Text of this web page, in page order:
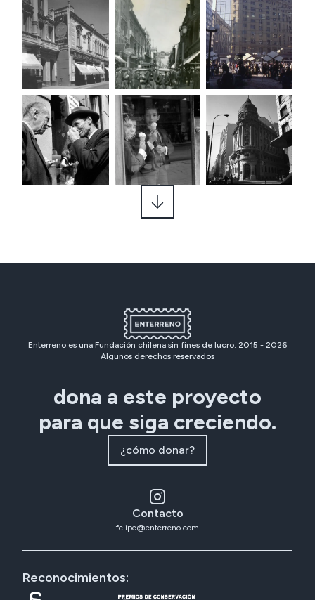
Enterreno es una Fundación chilena sin fines de lucro. 2015 - 2026
Algunos derechos reservados
dona a este proyecto
para que siga creciendo.
¿cómo donar?
Contacto
felipe@enterreno.com
Reconocimientos: